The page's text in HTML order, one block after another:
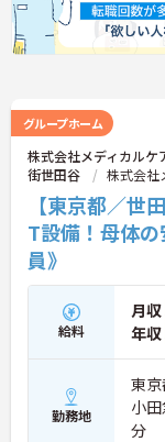
★おすすめ
【安定した経営基
・全国140以上の
・昇格実績もあり
しの良い環境です
【最新設備による
・最新の見守りシ
手間を大きく軽減
・機器の導入にあ
丁寧な指導を実施
【生活を支える充
・住宅手当や子供
する手当を完備し
・1食300円で施
制度を利用できま
意しています
グループホーム
株式会社メディカル
街世田谷
株式会社
【東京都／
T設備！母体
員》
給料
月収
年収
勤務地
東
小
分